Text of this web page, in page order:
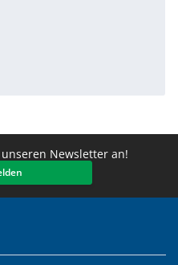
Newsletter an!